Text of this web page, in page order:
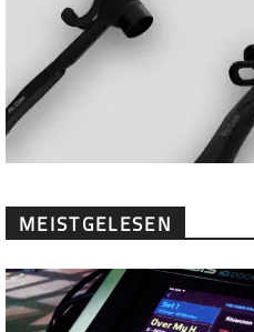
MEISTGELESEN